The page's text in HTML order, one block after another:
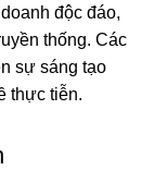
độc đáo,
thống. Các
sự sáng tạo
thực tiễn.